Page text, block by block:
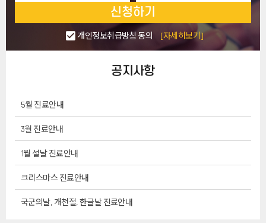
공지사항
5월 진료안내
3월 진료안내
1월 설날 진료안내
크리스마스 진료안내
국군의날, 개천절, 한글날 진료안내
신청하기
개인정보취급방침 동의 [자세히보기]